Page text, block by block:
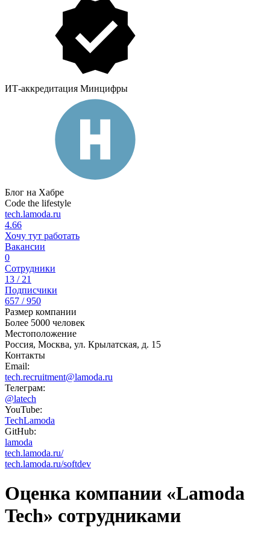
ИТ-аккредитация Минцифры
Блог на Хабре
Code the lifestyle
tech.lamoda.ru
4.66
Хочу тут работать
Вакансии
0
Сотрудники
13 / 21
Подписчики
657 / 950
Размер компании
Более 5000 человек
Местоположение
Россия, Москва, ул. Крылатская, д. 15
Контакты
Email:
tech.recruitment@lamoda.ru
Телеграм:
@latech
YouTube:
TechLamoda
GitHub:
lamoda
tech.lamoda.ru/
tech.lamoda.ru/softdev
Оценка компании «Lamoda
Tech» сотрудниками